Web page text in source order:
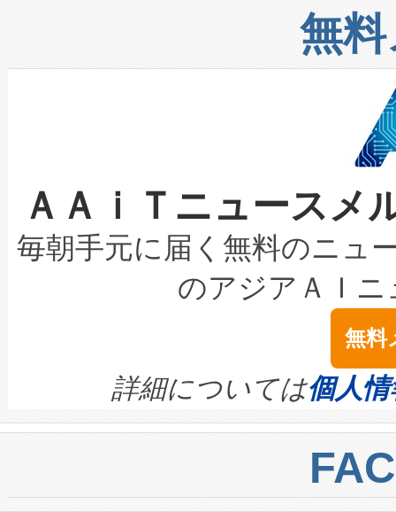
上げおよび商用化段階におけ
設備整備および立ち上げ調整
加組織は、Enzeneのバイオ
選定された製品について、自
取得できる可能性もあります
設には、3億～4億ドルかか
最高経営責任者（CEO）であ
す。「当社のfully-connected
ームを利用すれば、6,000万
きます。この効率性は、フェ
増加しているデータセンター
る電力網に大きな負担をかけ
事業者の負担軽減という課題
系統連系を迅速にし、ピーク
限を超えて利用可能な電力容
持できるよう貢献します。こ
ービスレベル契約（SLA）違
テリー性能の劣化によるダウ
念は、現在データセンターが
ます。 Voltaiq provides a
quality and reliability for AI
BESS stack to ensure battery
centers. Voltaiqは、ai&のAI
からシステム統合、試運転、
リューション「Avia 2」を発
したAvia 2は、1,000メート
狭視野のFOVを切り替えるこ
ケーブル、枝などの細かな対
なレーザースポットにより、
な環境下でも豊かなディテー
キロメートル範囲を検出
LiDAR for Inspections,
は1535 nmレーザーを搭載。
イズの小径化を実現すること
す。ノーマルモードでは、
ートル先まで検出でき、これ
トに対して約600メートルに
では、反射率10％のターゲッ
無
ＡＡｉＴニュース
毎朝手元に届く無料のニュ
のアジアＡＩ
無料
詳細については個人